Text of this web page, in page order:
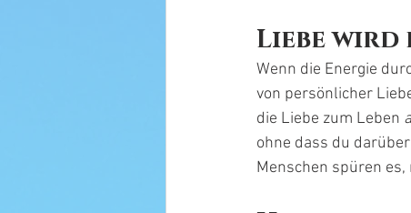
Liebe
Wenn die Energie
von persönlicher
die Liebe zum Leben
ohne dass du
Menschen spüren